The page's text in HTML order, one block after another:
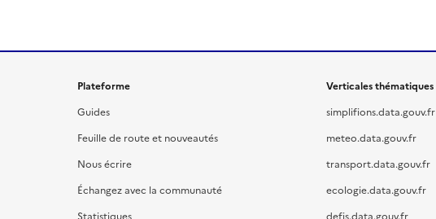
Plateforme
Guides
Feuille de route et nouveautés
Nous écrire
Échangez avec la communauté
Verticales thématiques
simplifions.data.gouv.fr
meteo.data.gouv.fr
transport.data.gouv.fr
ecologie.data.gouv.fr